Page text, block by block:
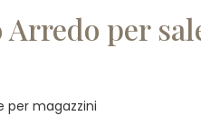
Arredo per
per magazzini